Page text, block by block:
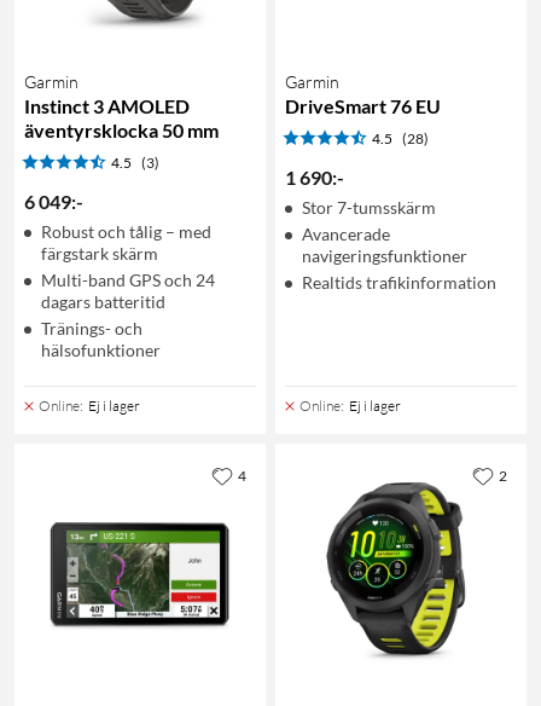
Garmin
Instinct 3 AMOLED
äventyrsklocka 50 mm
4.5 (3)
6 049:-
Robust och tålig – med
färgstark skärm
Multi-band GPS och 24
dagars batteritid
Tränings- och
hälsofunktioner
Online: Ej i lager
Garmin
DriveSmart 76 EU
4.5 (28)
1 690:-
Stor 7-tumsskärm
Avancerade
navigeringsfunktioner
Realtids trafikinformation
Online: Ej i lager
4 2